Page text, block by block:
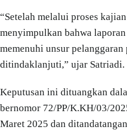
“Setelah melalui proses
menyimpulkan bahwa
memenuhi unsur
ditindaklanjuti,” ujar Satriadi.
Keputusan ini dituangkan
bernomor 72/PP/K.KH/03/
Maret 2025 dan